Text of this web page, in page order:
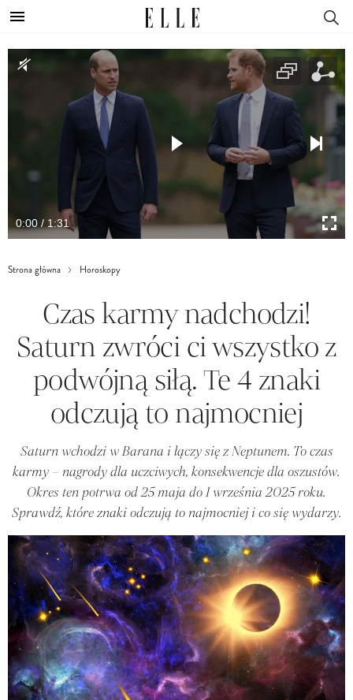
0:00 / 1:31
Strona główna Horoskopy
Czas karmy nadchodzi!
Saturn zwróci ci wszystko z
podwójną siłą. Te 4 znaki
odczują to najmocniej
Saturn wchodzi w Barana i łączy się z Neptunem. To czas
karmy – nagrody dla uczciwych, konsekwencje dla oszustów.
Okres ten potrwa od 25 maja do 1 września 2025 roku.
Sprawdź, które znaki odczują to najmocniej i co się wydarzy.